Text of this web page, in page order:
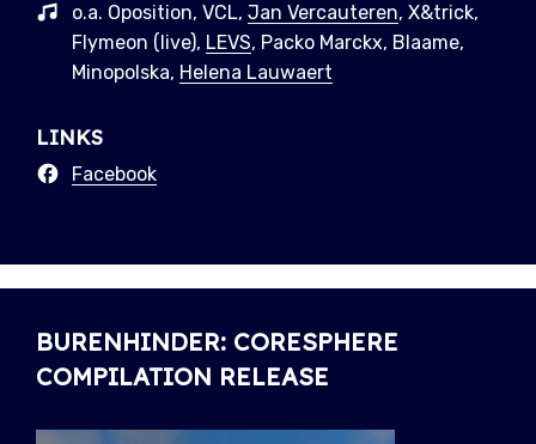
o.a. Oposition, VCL, Jan Vercauteren, X&trick,
Flymeon (live), LEVS, Packo Marckx, Blaame,
Minopolska, Helena Lauwaert
LINKS
Facebook
BURENHINDER: CORESPHERE
COMPILATION RELEASE